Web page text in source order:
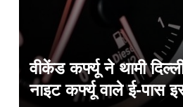
वीकेंड कर्फ्यू ने थामी
नाइट कर्फ्यू वाले ई-पास